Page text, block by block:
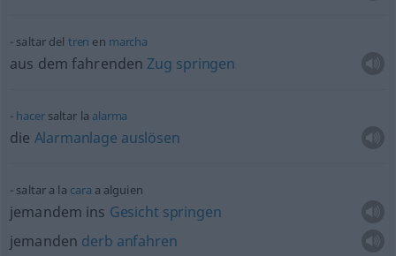
saltar del tren en marcha
aus dem fahrenden Zug springen
hacersaltar la alarma
die Alarmanlage auslösen
saltar a la cara a alguien
jemandem ins Gesicht springen
jemanden derb anfahren